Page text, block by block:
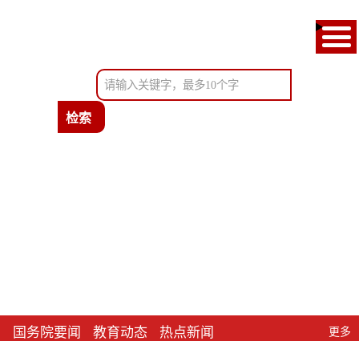
办事服务
国务院要闻 教育动态 更多
热点新闻